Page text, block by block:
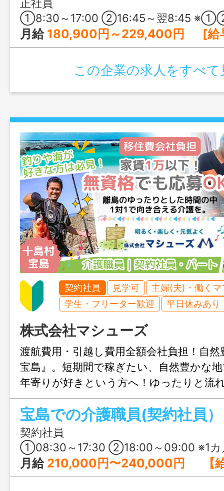
正社員
①8:30～17:00 ②16:45～翌8:45 ※①②の交替制 ※夜勤勤務の②は月4回程度 ※変
月給 180,900円～229,400円 [給与の内訳] 基本給：165,900円～
この企業の求人をすべて
契約社員 見学可
主婦(夫)・働くマ
学生・フリーター歓迎
平日休みあり
株式会社マシューズ
渡航費用・引越し費用全額会社負担！自
宝島』。短期間で稼ぎたい、自然豊かな
年寄りが好きという方へ！ゆったりと流
で、一人ひとりと向き合う介護をしてみ
宝島での介護職員(契約社員）
契約社員
①08:30～17:30 ②18:00～09:00 ※1カ月単位の変形労働
月給 210,000円〜240,000円 【給与の詳細】 基本給：140,000円～160,000円 処遇改善手当：